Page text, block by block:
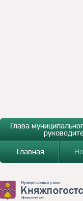
Глава
Главная